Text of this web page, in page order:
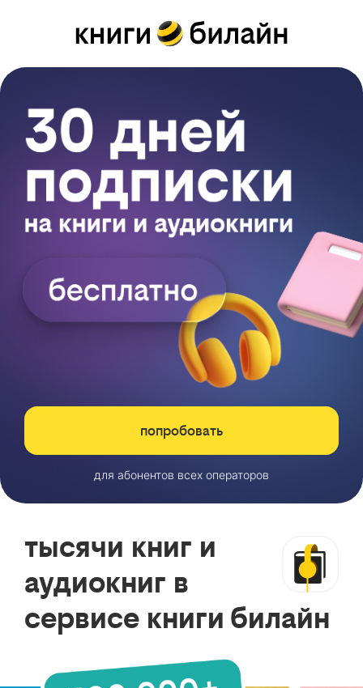
попробовать
для абонентов всех операторов
тысячи книг и
аудиокниг в
сервисе книги билайн